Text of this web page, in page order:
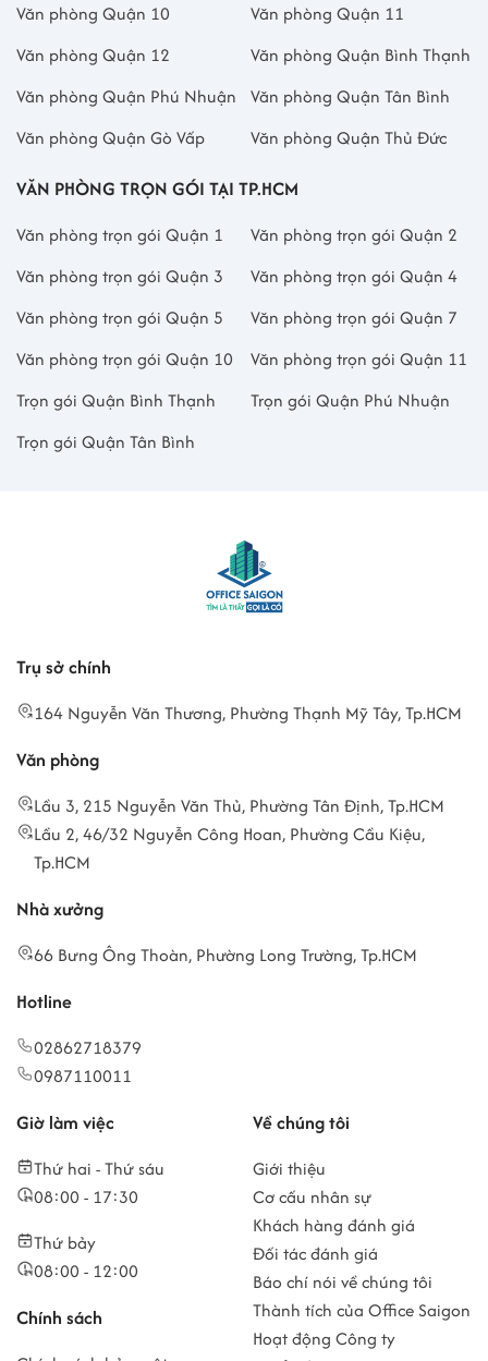
Văn phòng Quận 10
Văn phòng Quận 11
Văn phòng Quận 12
Văn phòng Quận Bình Thạnh
Văn phòng Quận Phú Nhuận
Văn phòng Quận Tân Bình
Văn phòng Quận Gò Vấp
Văn phòng Quận Thủ Đức
VĂN PHÒNG TRỌN GÓI TẠI TP.HCM
Văn phòng trọn gói Quận 1
Văn phòng trọn gói Quận 2
Văn phòng trọn gói Quận 3
Văn phòng trọn gói Quận 4
Văn phòng trọn gói Quận 5
Văn phòng trọn gói Quận 7
Văn phòng trọn gói Quận 10
Văn phòng trọn gói Quận 11
Trọn gói Quận Bình Thạnh
Trọn gói Quận Phú Nhuận
Trọn gói Quận Tân Bình
Trụ sở chính
164 Nguyễn Văn Thương, Phường Thạnh Mỹ Tây, Tp.HCM
Văn phòng
Lầu 3, 215 Nguyễn Văn Thủ, Phường Tân Định, Tp.HCM
Lầu 2, 46/32 Nguyễn Công Hoan, Phường Cầu Kiệu,
Tp.HCM
Nhà xưởng
66 Bưng Ông Thoàn, Phường Long Trường, Tp.HCM
Hotline
02862718379
0987110011
Giờ làm việc
Thứ hai - Thứ sáu
08:00 - 17:30
Thứ bảy
08:00 - 12:00
Chính sách
Về chúng tôi
Giới thiệu
Cơ cấu nhân sự
Khách hàng đánh giá
Đối tác đánh giá
Báo chí nói về chúng tôi
Thành tích của Office Saigon
Hoạt động Công ty